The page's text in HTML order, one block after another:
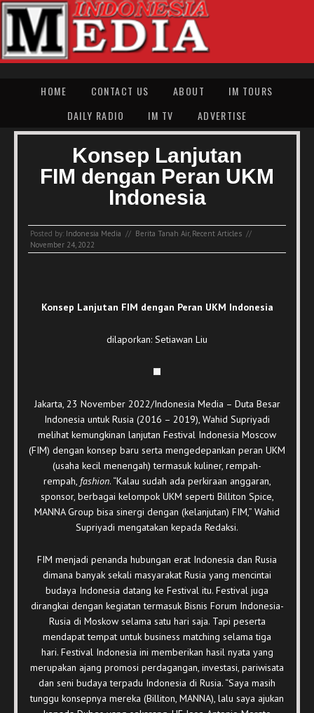
HOME CONTACT US ABOUT
IM TOURS
DAILY RADIO
IM TV ADVERTISE
Konsep Lanjutan
FIM dengan Peran UKM
Indonesia
Posted by: Indonesia Media // Berita Tanah Air, Recent Articles //
November 24, 2022
Konsep Lanjutan FIM dengan Peran UKM Indonesia
dilaporkan: Setiawan Liu
Jakarta, 23 November 2022/Indonesia Media – Duta Besar
Indonesia untuk Rusia (2016 – 2019), Wahid Supriyadi
melihat kemungkinan lanjutan Festival Indonesia Moscow
(FIM) dengan konsep baru serta mengedepankan peran UKM
(usaha kecil menengah) termasuk kuliner, rempah-
rempah, fashion. “Kalau sudah ada perkiraan anggaran,
sponsor, berbagai kelompok UKM seperti Billiton Spice,
MANNA Group bisa sinergi dengan (kelanjutan) FIM,” Wahid
Supriyadi mengatakan kepada Redaksi.
FIM menjadi penanda hubungan erat Indonesia dan Rusia
dimana banyak sekali masyarakat Rusia yang mencintai
budaya Indonesia datang ke Festival itu. Festival juga
dirangkai dengan kegiatan termasuk Bisnis Forum Indonesia-
Rusia di Moskow selama satu hari saja. Tapi peserta
mendapat tempat untuk business matching selama tiga
hari. Festival Indonesia ini memberikan hasil nyata yang
merupakan ajang promosi perdagangan, investasi, pariwisata
dan seni budaya terpadu Indonesia di Rusia. “Saya masih
tunggu konsepnya mereka (Billiton, MANNA), lalu saya ajukan